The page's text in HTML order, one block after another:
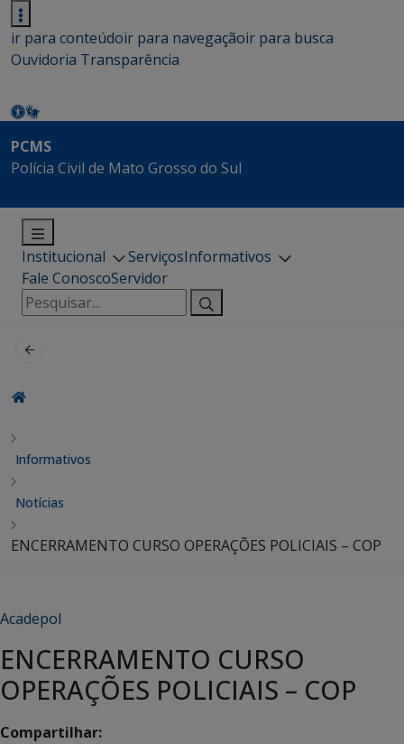
ir para conteúdoir para navegaçãoir para busca
Ouvidoria Transparência
PCMS
Polícia Civil de Mato Grosso do Sul
Institucional ServiçosInformativos
Fale ConoscoServidor
Pesquisar
por:
Informativos
Notícias
ENCERRAMENTO CURSO OPERAÇÕES POLICIAIS – COP
Acadepol
ENCERRAMENTO CURSO
OPERAÇÕES POLICIAIS – COP
Compartilhar: